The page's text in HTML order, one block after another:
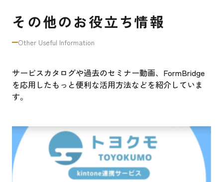
その他のお役立ち情報
Other Useful Information
サービスカタログや過去のセミナー動画、FormBridge
を応用したもっと便利な活用方法などを紹介していま
す。